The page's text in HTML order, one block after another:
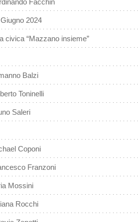
Facchin
2024
civica “Mazzano insieme”
Balzi
Toninelli
Saleri
Coponi
Franzoni
Mossini
Rocchi